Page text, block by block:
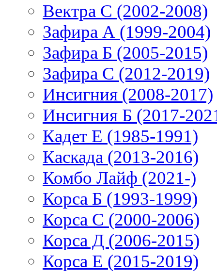
Вектра С (2002-2008)
Зафира А (1999-2004)
Зафира Б (2005-2015)
Зафира С (2012-2019)
Инсигния (2008-2017)
Инсигния Б (2017-
Кадет Е (1985-1991)
Каскада (2013-2016)
Комбо Лайф (2021-)
Корса Б (1993-1999)
Корса С (2000-2006)
Корса Д (2006-2015)
Корса E (2015-2019)